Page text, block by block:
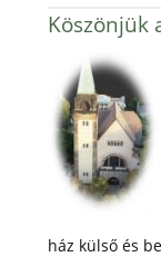
Köszönjük
ház külső és